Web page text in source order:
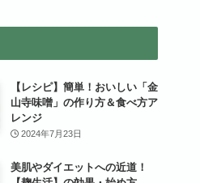
【レシピ】簡単！おいしい「金
山寺味噌」の作り方＆食べ方ア
レンジ
2024年7月23日
美肌やダイエットへの近道！